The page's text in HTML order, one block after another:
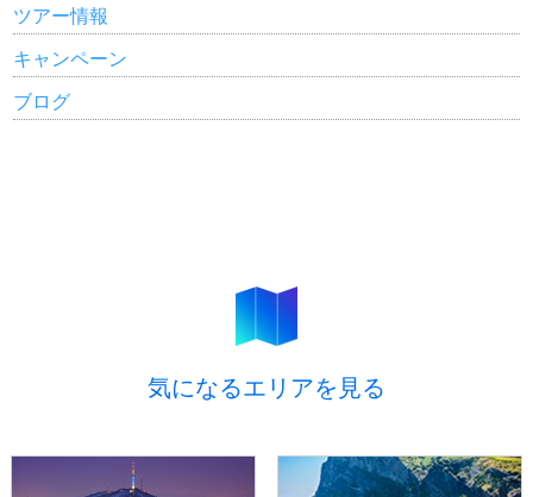
ツアー情報
キャンペーン
ブログ
気になるエリアを見る